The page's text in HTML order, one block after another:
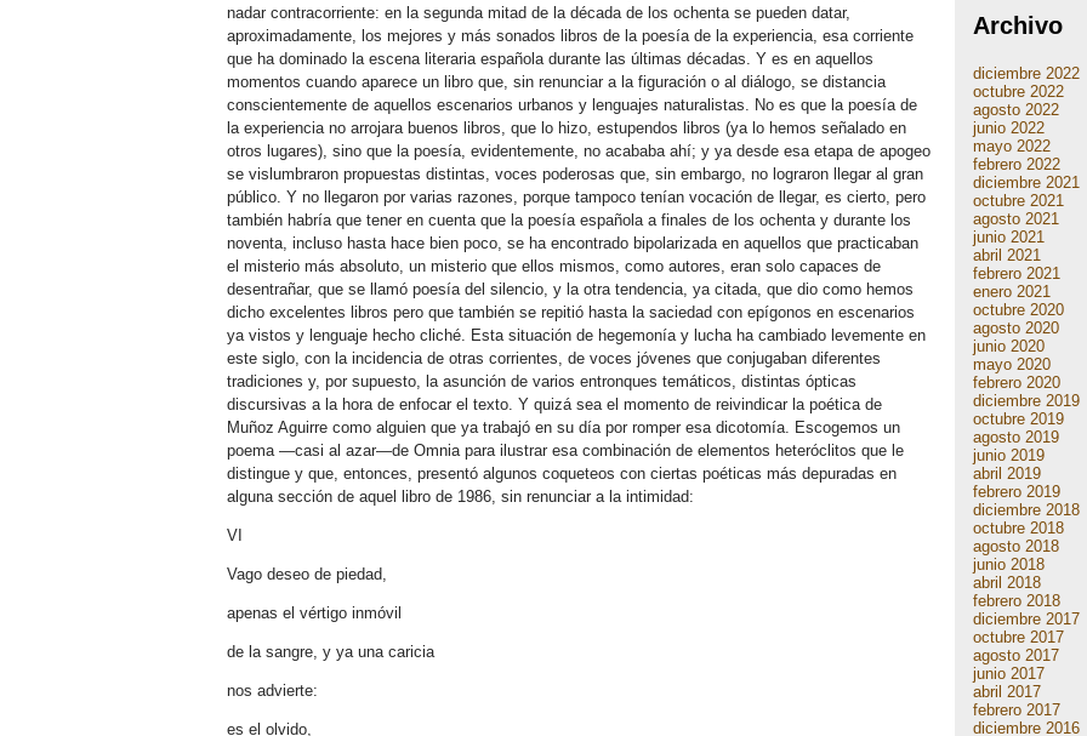
nadar contracorriente: en la segunda mitad de la década de los ochenta se pueden datar,
aproximadamente, los mejores y más sonados libros de la poesía de la experiencia, esa corriente
que ha dominado la escena literaria española durante las últimas décadas. Y es en aquellos
momentos cuando aparece un libro que, sin renunciar a la figuración o al diálogo, se distancia
conscientemente de aquellos escenarios urbanos y lenguajes naturalistas. No es que la poesía de
la experiencia no arrojara buenos libros, que lo hizo, estupendos libros (ya lo hemos señalado en
otros lugares), sino que la poesía, evidentemente, no acababa ahí; y ya desde esa etapa de apogeo
se vislumbraron propuestas distintas, voces poderosas que, sin embargo, no lograron llegar al gran
público. Y no llegaron por varias razones, porque tampoco tenían vocación de llegar, es cierto, pero
también habría que tener en cuenta que la poesía española a finales de los ochenta y durante los
noventa, incluso hasta hace bien poco, se ha encontrado bipolarizada en aquellos que practicaban
el misterio más absoluto, un misterio que ellos mismos, como autores, eran solo capaces de
desentrañar, que se llamó poesía del silencio, y la otra tendencia, ya citada, que dio como hemos
dicho excelentes libros pero que también se repitió hasta la saciedad con epígonos en escenarios
ya vistos y lenguaje hecho cliché. Esta situación de hegemonía y lucha ha cambiado levemente en
este siglo, con la incidencia de otras corrientes, de voces jóvenes que conjugaban diferentes
tradiciones y, por supuesto, la asunción de varios entronques temáticos, distintas ópticas
discursivas a la hora de enfocar el texto. Y quizá sea el momento de reivindicar la poética de
Muñoz Aguirre como alguien que ya trabajó en su día por romper esa dicotomía. Escogemos un
poema —casi al azar—de Omnia para ilustrar esa combinación de elementos heteróclitos que le
distingue y que, entonces, presentó algunos coqueteos con ciertas poéticas más depuradas en
alguna sección de aquel libro de 1986, sin renunciar a la intimidad:
VI
Vago deseo de piedad,
apenas el vértigo inmóvil
de la sangre, y ya una caricia
nos advierte:
es el olvido,
Archivo
diciembre 2022
octubre 2022
agosto 2022
junio 2022
mayo 2022
febrero 2022
diciembre 2021
octubre 2021
agosto 2021
junio 2021
abril 2021
febrero 2021
enero 2021
octubre 2020
agosto 2020
junio 2020
mayo 2020
febrero 2020
diciembre 2019
octubre 2019
agosto 2019
junio 2019
abril 2019
febrero 2019
diciembre 2018
octubre 2018
agosto 2018
junio 2018
abril 2018
febrero 2018
diciembre 2017
octubre 2017
agosto 2017
junio 2017
abril 2017
febrero 2017
diciembre 2016